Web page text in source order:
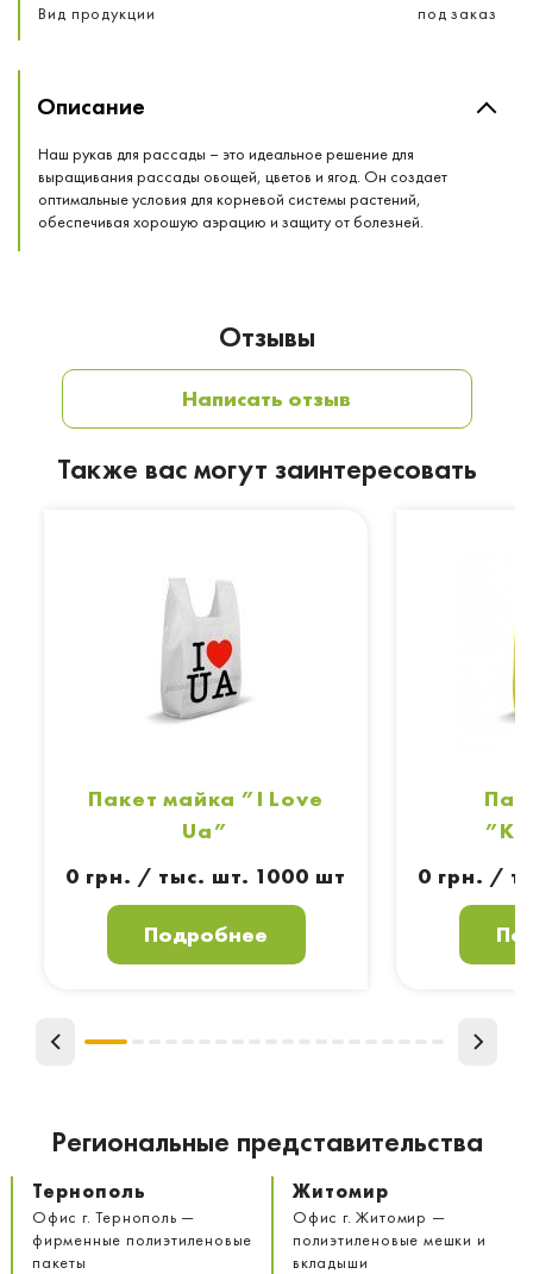
Вид продукции под заказ
Описание
Наш рукав для рассады – это идеальное решение для
выращивания рассады овощей, цветов и ягод. Он создает
оптимальные условия для корневой системы растений,
обеспечивая хорошую аэрацию и защиту от болезней.
Отзывы
Написать отзыв
Также вас могут заинтересовать
Пакет майка ”I Love
Ua”
0 грн. / тыс. шт. 1000 шт
Подробнее
0 грн. /
Региональные представительства
Тернополь
Офис г. Тернополь —
фирменные полиэтиленовые
пакеты
Житомир
Офис г. Житомир —
полиэтиленовые мешки и
вкладыши